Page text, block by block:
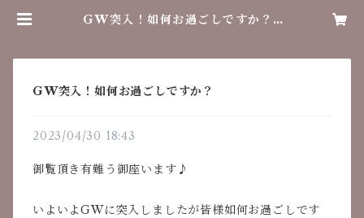
GW突入！如何お過ごしですか？ |
GW突入！如何お過ごしですか？
2023/04/30 18:43
御覧頂き有難う御座います♪
いよいよGWに突入しましたが皆様如何お過ごしです